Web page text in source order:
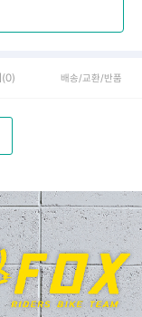
(0) 배송/교환/반품